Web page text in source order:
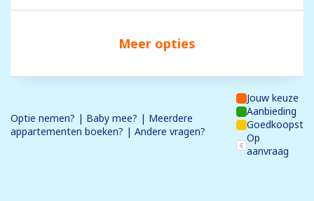
Meer opties
Optie nemen? | Baby mee? | Meerdere
appartementen boeken? | Andere vragen?
Jouw keuze
Aanbieding
Goedkoopst
Op
aanvraag